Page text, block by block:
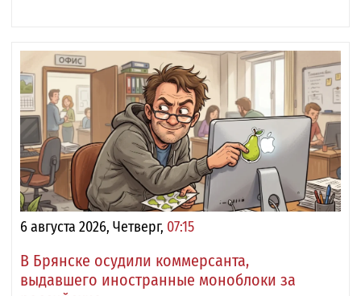
6 августа 2026, Четверг, 07:15
В Брянске осудили коммерсанта,
выдавшего иностранные моноблоки за